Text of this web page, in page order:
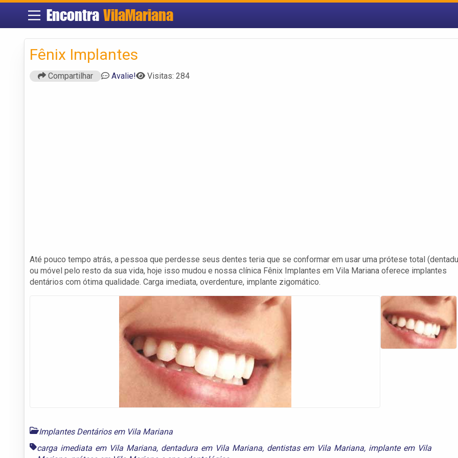
Encontra VilaMariana
Fênix Implantes
Compartilhar Avalie! Visitas: 284
Até pouco tempo atrás, a pessoa que perdesse seus dentes teria que se conformar em usar uma prótese total
ou móvel pelo resto da sua vida, hoje isso mudou e nossa clínica Fênix Implantes em Vila Mariana oferece implantes
dentários com ótima qualidade. Carga imediata, overdenture, implante zigomático.
Implantes Dentários em Vila Mariana
carga imediata em Vila Mariana, dentadura em Vila Mariana, dentistas em Vila Mariana, implante em Vila